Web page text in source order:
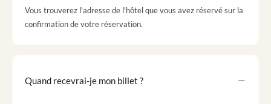
Vous trouverez l'adresse de l'hôtel que vous avez réservé sur la
confirmation de votre réservation.
Quand recevrai-je mon billet ?